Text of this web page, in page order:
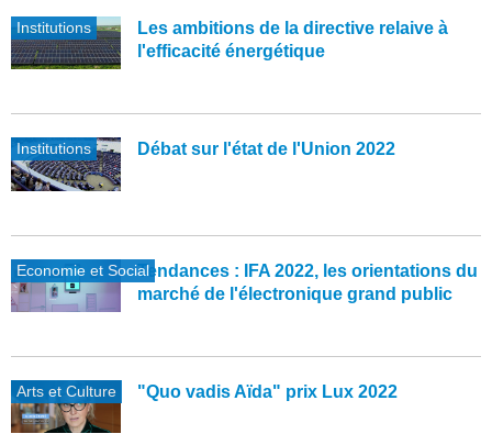
Institutions
Les ambitions de la directive relaive à
l'efficacité énergétique
Institutions Débat sur l'état de l'Union 2022
Economie et SocialTendances : IFA 2022, les orientations du
marché de l'électronique grand public
Arts et Culture "Quo vadis Aïda" prix Lux 2022